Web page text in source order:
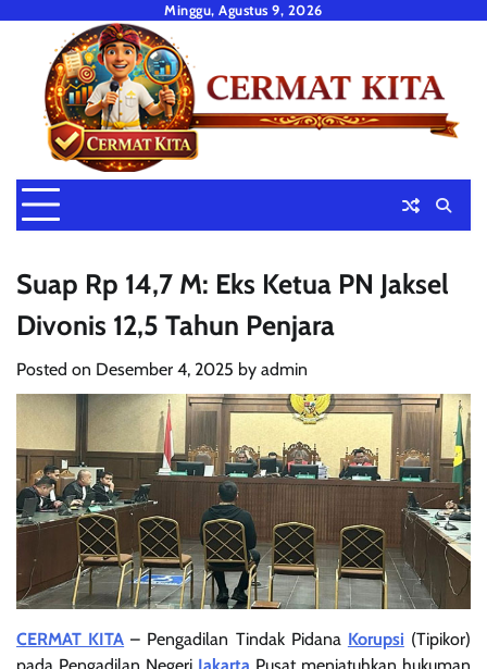
content
Minggu, Agustus 9, 2026
Suap Rp 14,7 M: Eks Ketua PN Jaksel
Divonis 12,5 Tahun Penjara
Posted on Desember 4, 2025 by admin
CERMAT KITA – Pengadilan Tindak Pidana Korupsi (Tipikor)
pada Pengadilan Negeri Jakarta Pusat menjatuhkan hukuman